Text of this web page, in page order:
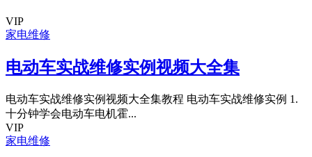
VIP
家电维修
电动车实战维修实例视频大全集
电动车实战维修实例视频大全集教程 电动车实战维修实例 1.
十分钟学会电动车电机霍...
VIP
家电维修